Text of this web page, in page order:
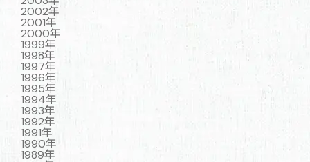
2002年
2001年
2000年
1999年
1998年
1997年
1996年
1995年
1994年
1993年
1992年
1991年
1990年
1989年